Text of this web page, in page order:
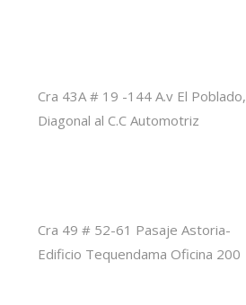
Cra 43A # 19 -144 A.v El Poblado,
Diagonal al C.C Automotriz
Cra 49 # 52-61 Pasaje Astoria-
Edificio Tequendama Oficina 200